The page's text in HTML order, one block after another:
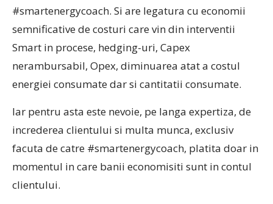
#smartenergycoach. Si are legatura cu economii
semnificative de costuri care vin din interventii
Smart in procese, hedging-uri, Capex
nerambursabil, Opex, diminuarea atat a costul
energiei consumate dar si cantitatii consumate.
Iar pentru asta este nevoie, pe langa expertiza, de
increderea clientului si multa munca, exclusiv
facuta de catre #smartenergycoach, platita doar in
momentul in care banii economisiti sunt in contul
clientului.